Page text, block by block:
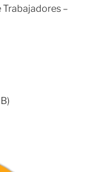
Trabajadores –